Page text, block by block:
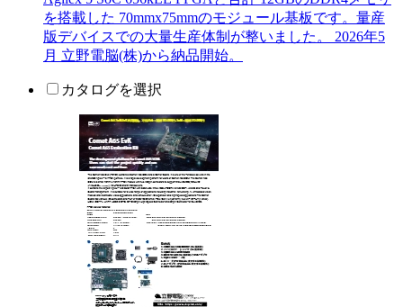
を搭載した 70mmx75mmのモジュール基板です。量産
版デバイスでの大量生産体制が整いました。 2026年5
月 立野電脳(株)から納品開始。
カタログを選択